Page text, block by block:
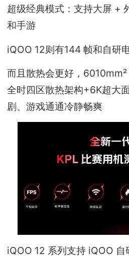
超级经典模式：支持大屏 +
和手游
iQOO 12则有144 帧和自研
而且散热会更好，6010mm²
全时四区散热架构+6K超大
剧、游戏通通冷静畅爽
iQOO 12 系列支持 iQOO